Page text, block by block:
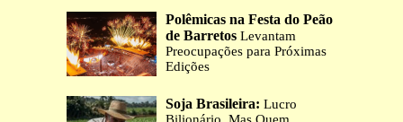
Polêmicas na Festa do Peão
de Barretos Levantam
Preocupações para Próximas
Edições
Soja Brasileira: Lucro